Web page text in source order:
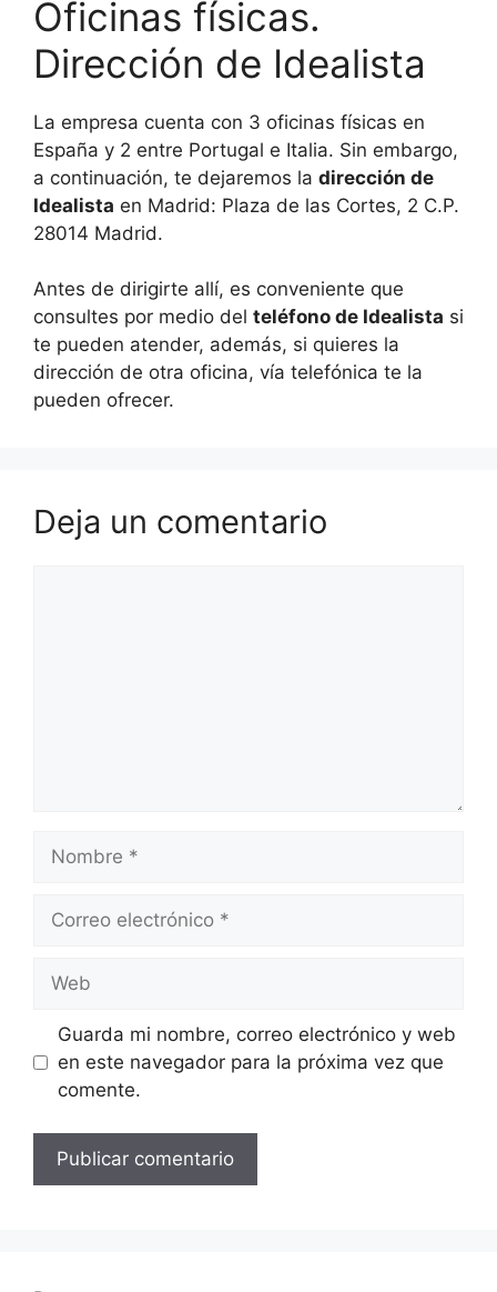
Oficinas físicas.
Dirección de Idealista
La empresa cuenta con 3 oficinas físicas en
España y 2 entre Portugal e Italia. Sin embargo,
a continuación, te dejaremos la dirección de
Idealista en Madrid: Plaza de las Cortes, 2 C.P.
28014 Madrid.
Antes de dirigirte allí, es conveniente que
consultes por medio del teléfono de Idealista si
te pueden atender, además, si quieres la
dirección de otra oficina, vía telefónica te la
pueden ofrecer.
Deja un comentario
Nombre
Correo
Web
Guarda mi nombre, correo electrónico y web
en este navegador para la próxima vez que
comente.